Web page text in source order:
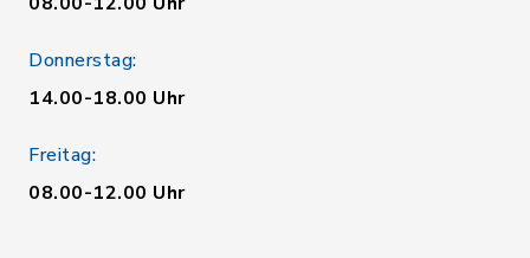
Donnerstag:
14.00-18.00 Uhr
Freitag:
08.00-12.00 Uhr